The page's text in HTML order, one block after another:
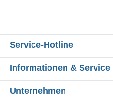
Service-Hotline
Informationen & Service
Unternehmen